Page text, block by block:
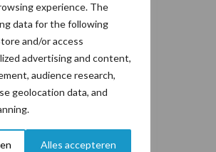
experience. The
data for the following
and/or access
advertising and content,
audience research,
geolocation data, and
Alles accepteren
krap, de prijzen
duur.
van
wordt kleiner wat